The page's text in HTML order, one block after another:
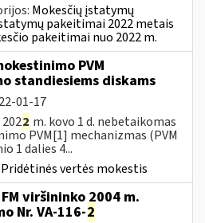
Mokesčių įstatymų
pakeitimai 2022 metais
pakeitimai nuo 2022 m.
PVM
standiesiems diskams
01-17
2 m. kovo 1 d. nebetaikomas
PVM[1] mechanizmas (PVM
1 dalies 4...
Pridėtinės vertės mokestis
viršininko 2004 m.
Nr. VA-116-2